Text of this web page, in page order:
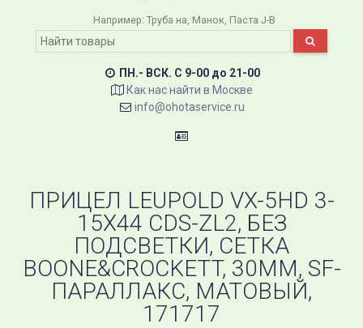
Например: Труба на Манок Паста J-B
ПН.- ВСК. C 9-00 до 21-00
Как нас найти в Москве
info@ohotaservice.ru
ПРИЦЕЛ LEUPOLD VX-5HD 3-
15X44 CDS-ZL2, БЕЗ
ПОДСВЕТКИ, СЕТКА
BOONE&CROCKETT, 30ММ, SF-
ПАРАЛЛАКС, МАТОВЫЙ,
171717